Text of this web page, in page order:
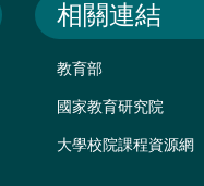
相關連結
教育部
國家教育研究院
大學校院課程資源網